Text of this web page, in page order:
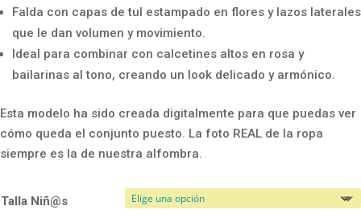
Falda con capas de tul estampado en flores y lazos laterales
que le dan volumen y movimiento.
Ideal para combinar con calcetines altos en rosa y
bailarinas al tono, creando un look delicado y armónico.
Esta modelo ha sido creada digitalmente para que puedas ver
cómo queda el conjunto puesto. La foto REAL de la ropa
siempre es la de nuestra alfombra.
Talla Niñ@s